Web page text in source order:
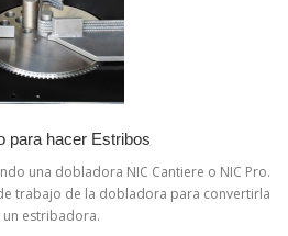
para hacer Estribos
una dobladora NIC Cantiere o NIC Pro.
trabajo de la dobladora para convertirla
un estribadora.